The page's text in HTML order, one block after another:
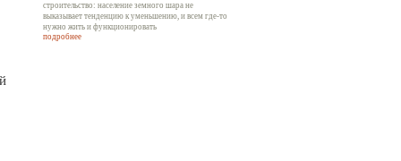
строительство: население земного шара не
выказывает тенденцию к уменьшению, и всем где-то
нужно жить и функционировать
подробнее